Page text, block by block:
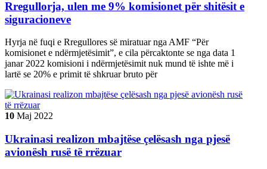
Rregullorja, ulen me 9% komisionet për shitësit e
siguracioneve
Hyrja në fuqi e Rregullores së miratuar nga AMF “Për
komisionet e ndërmjetësimit”, e cila përcaktonte se nga data 1
janar 2022 komisioni i ndërmjetësimit nuk mund të ishte më i
lartë se 20% e primit të shkruar bruto për
10 Maj 2022
Ukrainasi realizon mbajtëse çelësash nga pjesë
avionësh rusë të rrëzuar